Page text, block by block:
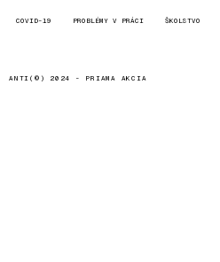
COVID-19 PROBLÉMY V PRÁCI ŠKOLSTVO
ANTI(©) 2024 - PRIAMA AKCIA